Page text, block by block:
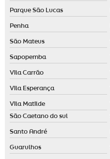
Parque São Lucas
Penha
São Mateus
Sapopemba
Vila Carrão
Vila Esperança
Vila Matilde
São Caetano do sul
Santo André
Guarulhos